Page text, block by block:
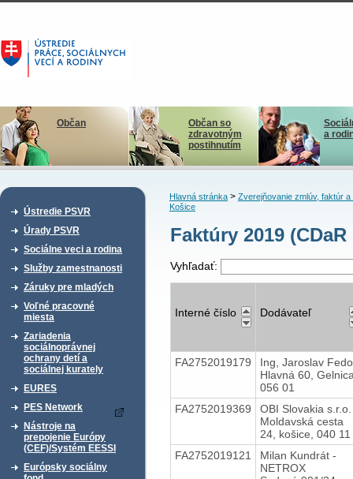
Občan
Občan so
zdravotným
postihnutím
a
Ústredie PSVR
Úrady PSVR
Sociálne veci a rodina
Služby zamestnanosti
Záruky pre mladých
Voľné pracovné
miesta
Zariadenia
sociálnoprávnej
ochrany detí a
sociálnej kurately
EURES
PES Network
Nástroje na
prepojenie Európy
(CEF)/Systém EESSI
Európsky sociálny
Hlavná stránka> Zverejňovanie zmlúv, faktúr a
Košice
Faktúry 2019
Vyhľadať:
Interné číslo Dodávateľ
FA2752019179
Ing, Jaroslav
Hlavná 60,
056 01
FA2752019369
OBI Slovakia s.r.o.
Moldavská cesta
24, košice, 040 11
FA2752019121
Milan Kundrát -
NETROX